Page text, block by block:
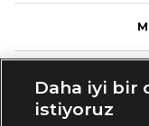
Daha iyi bir
istiyoruz